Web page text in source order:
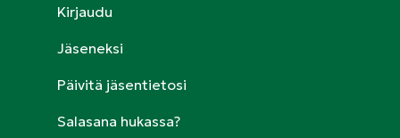
Kirjaudu
Jäseneksi
Päivitä jäsentietosi
Salasana hukassa?